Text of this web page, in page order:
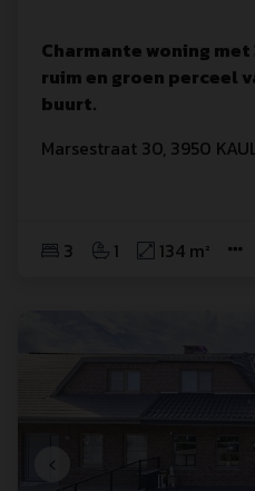
Charmante woning
ruim en groen perceel
buurt.
Marsestraat 30, 3950
3 1 134 m²